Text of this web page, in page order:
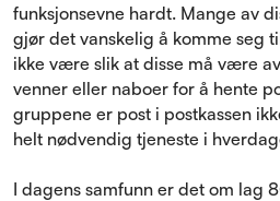
funksjonsevne hardt. Mange av
gjør det vanskelig å komme seg
ikke være slik at disse må være
venner eller naboer for å hente
gruppene er post i postkassen
helt nødvendig tjeneste i
I dagens samfunn er det om lag